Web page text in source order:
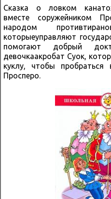
Сказка о ловком
вместе соружейником
народом
которыеуправляют
помогают добрый
девочкаакробат Суок,
куклу, чтобы
Просперо.